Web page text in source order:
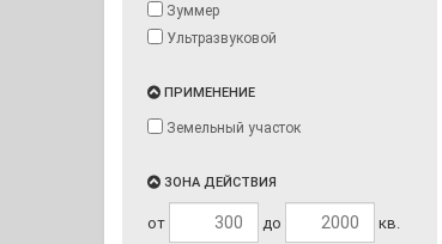
Зуммер
Ультразвуковой
ПРИМЕНЕНИЕ
Земельный участок
ЗОНА ДЕЙСТВИЯ
от до
кв.